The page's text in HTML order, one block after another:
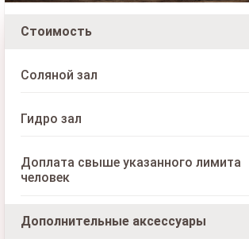
Стоимость
Соляной зал
Гидро зал
Доплата свыше указанного лимита
человек
Дополнительные аксессуары